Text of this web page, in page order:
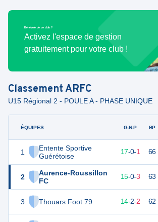
Bénévole de ce club ?
Activez l'espace de gestion
gratuitement pour votre club !
ClassementARFC
U15 Régional 2 - POULE A - PHASE UNIQUE
ÉQUIPES
1
Entente Sportive
Guérétoise
2
Aurence-Roussillon
FC
3 Thouars Foot 79
G-N-P BP
51 17-0-1 66
45 18 15-0-3 63
44 14-2-2 62